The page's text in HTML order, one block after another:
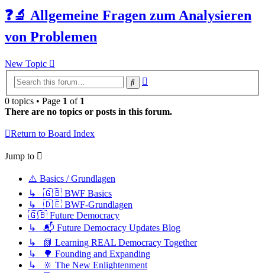
❓🔬 Allgemeine Fragen zum Analysieren
von Problemen
New Topic
Search
0 topics • Page 1 of 1
There are no topics or posts in this forum.
Return to Board Index
Jump to
⚠️ Basics / Grundlagen
↳ 🇬🇧 BWF Basics
↳ 🇩🇪 BWF-Grundlagen
🇬🇧 Future Democracy
↳ 📬 Future Democracy Updates Blog
↳ 📗 Learning REAL Democracy Together
↳ 🌳 Founding and Expanding
↳ 🔆 The New Enlightenment